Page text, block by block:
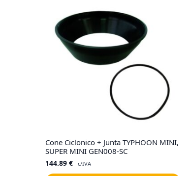
Cone Ciclonico + Junta TYPHOON MINI,
SUPER MINI GEN008-SC
144.89 € c/IVA